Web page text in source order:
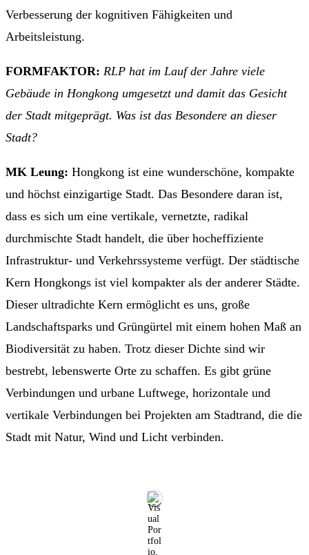
Verbesserung der kognitiven Fähigkeiten und
Arbeitsleistung.
FORMFAKTOR: RLP hat im Lauf der Jahre viele
Gebäude in Hongkong umgesetzt und damit das Gesicht
der Stadt mitgeprägt. Was ist das Besondere an dieser
Stadt?
MK Leung: Hongkong ist eine wunderschöne, kompakte
und höchst einzigartige Stadt. Das Besondere daran ist,
dass es sich um eine vertikale, vernetzte, radikal
durchmischte Stadt handelt, die über hocheffiziente
Infrastruktur- und Verkehrssysteme verfügt. Der städtische
Kern Hongkongs ist viel kompakter als der anderer Städte.
Dieser ultradichte Kern ermöglicht es uns, große
Landschaftsparks und Grüngürtel mit einem hohen Maß an
Biodiversität zu haben. Trotz dieser Dichte sind wir
bestrebt, lebenswerte Orte zu schaffen. Es gibt grüne
Verbindungen und urbane Luftwege, horizontale und
vertikale Verbindungen bei Projekten am Stadtrand, die die
Stadt mit Natur, Wind und Licht verbinden.